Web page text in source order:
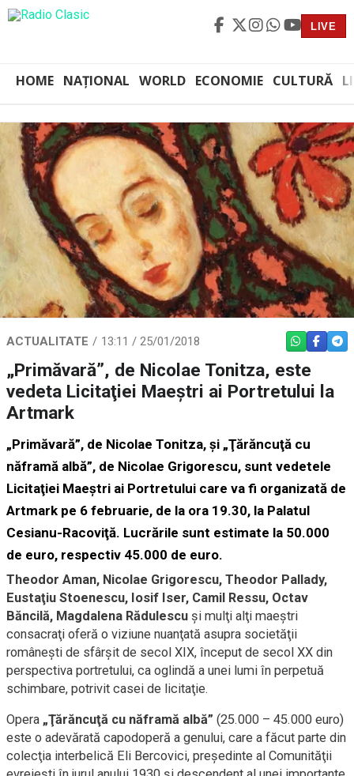
LIVE
HOME NAȚIONAL WORLD ECONOMIE CULTURĂ
ACTUALITATE 13:11 / 25/01/2018 WHATSAPP
„Primăvară”, de Nicolae Tonitza, este
vedeta Licitaţiei Maeştri ai Portretului la
Artmark
„Primăvară”, de Nicolae Tonitza, şi „Ţărăncuţă cu
năframă albă”, de Nicolae Grigorescu, sunt vedetele
Licitaţiei Maeştri ai Portretului care va fi organizată de
Artmark pe 6 februarie, de la ora 19.30, la Palatul
Cesianu-Racoviţă. Lucrările sunt estimate la 50.000
de euro, respectiv 45.000 de euro.
Theodor Aman, Nicolae Grigorescu, Theodor Pallady,
Eustaţiu Stoenescu, Iosif Iser, Camil Ressu, Octav
Băncilă, Magdalena Rădulescu şi mulţi alţi maeştri
consacraţi oferă o viziune nuanţată asupra societăţii
româneşti de sfârşit de secol XIX, început de secol XX din
perspectiva portretului, ca oglindă a unei lumi în perpetuă
schimbare, potrivit casei de licitaţie.
Opera „Ţărăncuţă cu năframă albă” (25.000 – 45.000 euro)
este o adevărată capodoperă a genului, care a făcut parte din
colecţia interbelică Eli Bercovici, preşedinte al Comunităţii